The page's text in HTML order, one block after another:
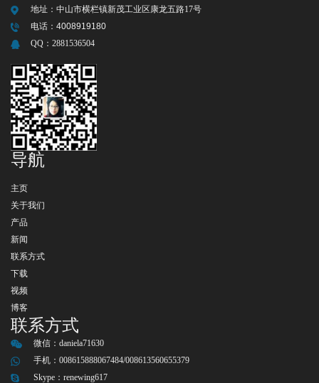
地址： 中山市横栏镇新茂工业区康龙五路17号
电话： 4008919180
QQ： 2881536504
导航
主页
关于我们
产品
新闻
联系方式
下载
视频
博客
联系方式
微信： daniela71630
手机：008615888067484/008613560655379
Skype： renewing617